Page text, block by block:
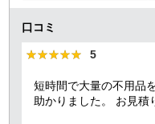
口コミ
★★★★★
★★★★★ 5
短時間で大量の不用品
助かりました。 お見積
業を担当してくれた方